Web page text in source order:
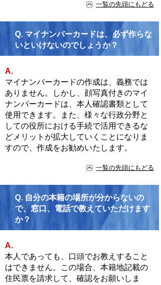
一覧の先頭にもどる
Q. マイナンバーカードは、必ず作らな
いといけないのでしょうか？
A.
マイナンバーカードの作成は、義務では
ありません。しかし、顔写真付きのマイ
ナンバーカードは、本人確認書類として
使用できます。また、様々な行政分野と
しての役所における手続で活用できるな
どメリットが拡大していくことになりま
すので、作成をお勧めいたします。
一覧の先頭にもどる
Q. 自分の本籍の場所が分からないの
で、窓口、電話で教えていただけます
か？
A.
本人であっても、口頭でお教えすること
はできません。この場合、本籍地記載の
住民票を請求して、確認をお願いしま